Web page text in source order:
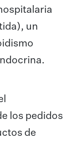
un
los pedidos
de